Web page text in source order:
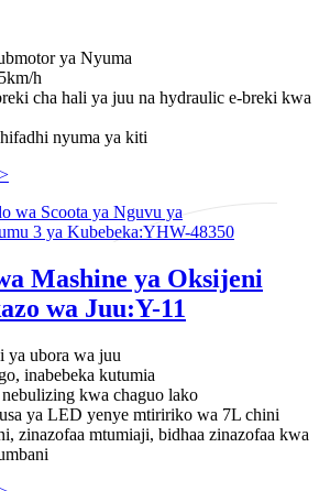
ya Nyuma
h
cha hali ya juu na hydraulic e-breki kwa
nyuma ya kiti
Mashine ya Oksijeni
wa Juu:Y-11
ya ubora wa juu
inabebeka kutumia
kwa chaguo lako
ya LED yenye mtiririko wa 7L chini
zinazofaa mtumiaji, bidhaa zinazofaa kwa